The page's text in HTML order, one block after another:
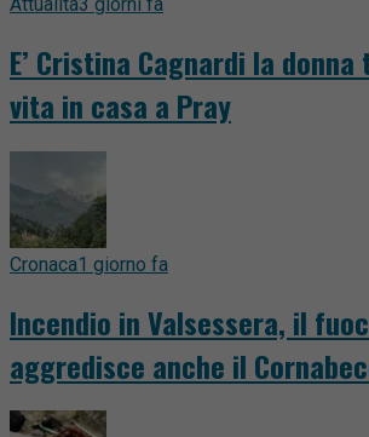
E’ Cristina Cagnardi la
vita in casa a Pray
Cronaca1 giorno fa
Incendio in Valsessera, il
aggredisce anche il